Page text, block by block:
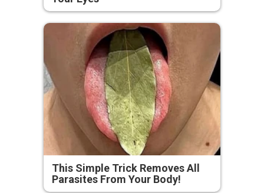
This Simple Trick Removes All
Parasites From Your Body!